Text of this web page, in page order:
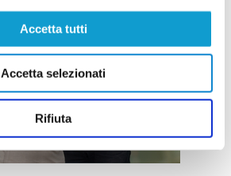
Accetta tutti
Accetta selezionati
Rifiuta